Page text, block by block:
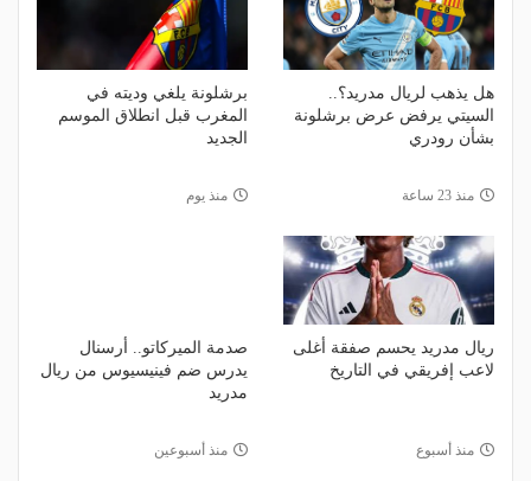
هل يذهب لريال مدريد؟..
السيتي يرفض عرض برشلونة
بشأن رودري
منذ 23 ساعة
برشلونة يلغي وديته في
المغرب قبل انطلاق الموسم
الجديد
منذ يوم
ريال مدريد يحسم صفقة أغلى
لاعب إفريقي في التاريخ
منذ أسبوع
صدمة الميركاتو.. أرسنال
يدرس ضم فينيسيوس من ريال
مدريد
منذ أسبوعين